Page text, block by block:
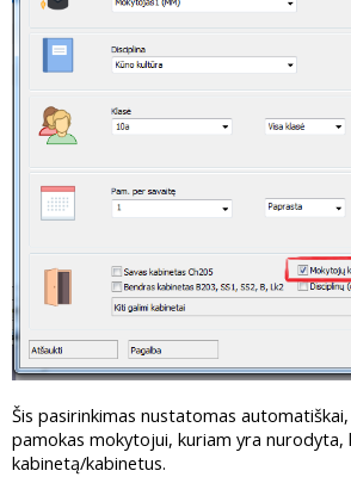
Šis pasirinkimas nustatomas
pamokas mokytojui, kuriam yra nurodyta,
kabinetą/kabinetus.